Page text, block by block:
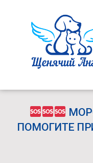
ПОМОГИТЕ